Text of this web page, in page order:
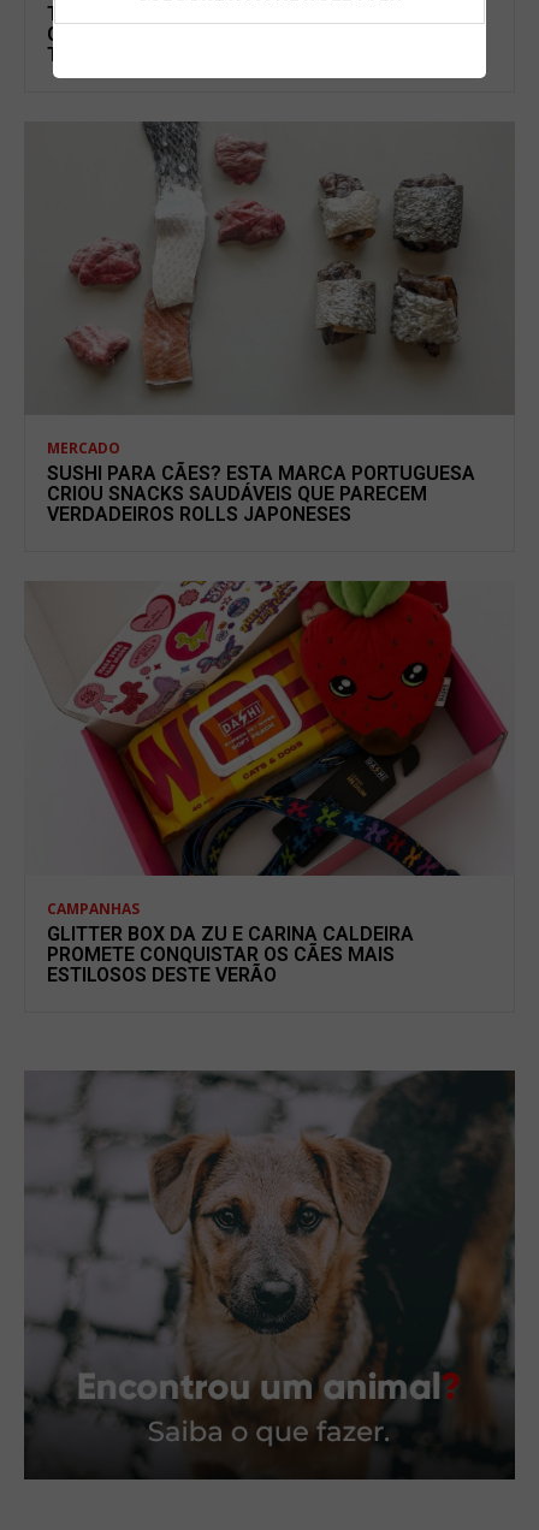
TABAGISMO PASSIVO TAMBÉM AFETA CÃES E
GATOS: OS SINAIS DE ALERTA QUE MUITOS
TUTORES IGNORAM
MERCADO
SUSHI PARA CÃES? ESTA MARCA PORTUGUESA
CRIOU SNACKS SAUDÁVEIS QUE PARECEM
VERDADEIROS ROLLS JAPONESES
CAMPANHAS
GLITTER BOX DA ZU E CARINA CALDEIRA
PROMETE CONQUISTAR OS CÃES MAIS
ESTILOSOS DESTE VERÃO